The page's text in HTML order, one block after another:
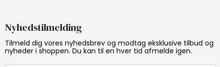
Nyhedstilmelding
Tilmeld dig vores nyhedsbrev og modtag eksklusive tilbud og
nyheder i shoppen. Du kan til en hver tid afmelde igen.